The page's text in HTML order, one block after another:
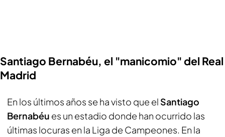
Santiago Bernabéu, el "manicomio" del Real
Madrid
En los últimos años se ha visto que el Santiago
Bernabéu es un estadio donde han ocurrido las
últimas locuras en la Liga de Campeones. En la